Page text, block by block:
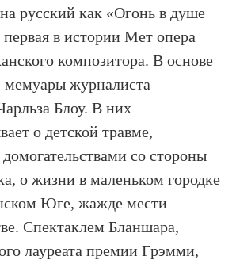
русский как «Огонь в душе
в истории Мет опера
композитора. В основе
журналиста
Блоу. В них
о детской травме,
домогательствами со стороны
о жизни в маленьком городке
Юге, жажде мести
Спектаклем Бланшара,
лауреата премии Грэмми,